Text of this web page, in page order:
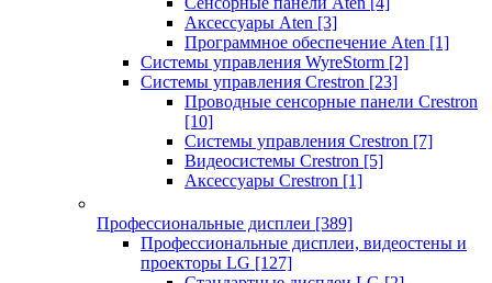
Аксессуары Aten [3]
Программное обеспечение Aten [1]
Системы управления WyreStorm [2]
Системы управления Crestron [23]
Проводные сенсорные панели Crestron
[10]
Системы управления Crestron [7]
Видеосистемы Crestron [5]
Аксессуары Crestron [1]
Профессиональные дисплеи [389]
Профессиональные дисплеи, видеостены и
проекторы LG [127]